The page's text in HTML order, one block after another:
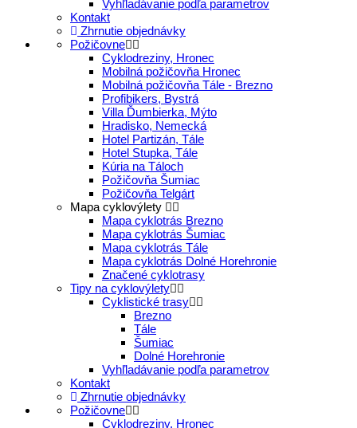
Vyhľladávanie podľa parametrov
Kontakt
Zhrnutie objednávky
Požičovne
Cyklodreziny, Hronec
Mobilná požičovňa Hronec
Mobilná požičovňa Tále - Brezno
Profibikers, Bystrá
Villa Ďumbierka, Mýto
Hradisko, Nemecká
Hotel Partizán, Tále
Hotel Stupka, Tále
Kúria na Táloch
Požičovňa Šumiac
Požičovňa Telgárt
Mapa cyklovýlety
Mapa cyklotrás Brezno
Mapa cyklotrás Šumiac
Mapa cyklotrás Tále
Mapa cyklotrás Dolné Horehronie
Značené cyklotrasy
Tipy na cyklovýlety
Cyklistické trasy
Brezno
Tále
Šumiac
Dolné Horehronie
Vyhľladávanie podľa parametrov
Kontakt
Zhrnutie objednávky
Požičovne
Cyklodreziny, Hronec